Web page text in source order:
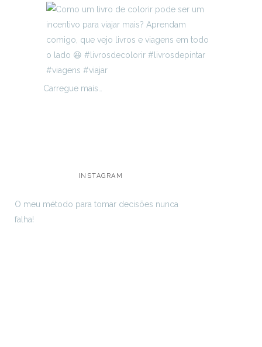
Carregue mais…
INSTAGRAM
O meu método para tomar decisões nunca
falha!